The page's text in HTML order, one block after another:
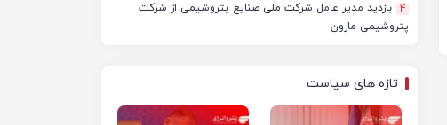
4 بازدید مدیر عامل شرکت ملی صنایع پتروشیمی از شرکت
پتروشیمی مارون
تازه های سیاست